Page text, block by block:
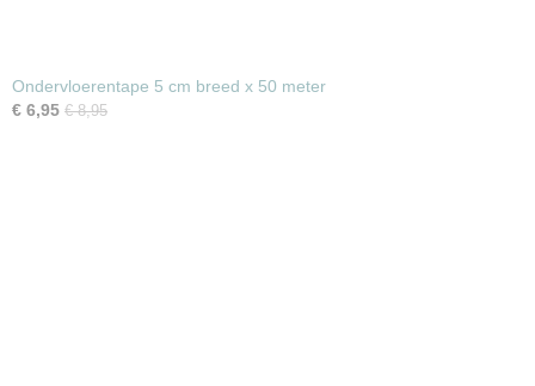
Ondervloerentape 5 cm breed x 50 meter
€ 6,95 € 8,95